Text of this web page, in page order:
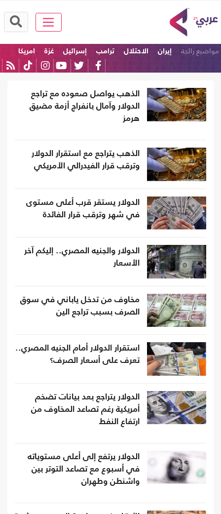
مواضيع رائجة إيران الاحتلال ترامب إسرائيل غزة امريكا
الذهب يواصل صعوده مع تراجع
الدولار وآمال بانفراج أزمة مضيق
هرمز
الذهب يتراجع مع استقرار الدولار
وترقب قرار الفيدرالي الأمريكي
الدولار يستقر قرب أعلى مستوى
في شهر وترقب قرار الفائدة
الدولار والجنيه المصري.. إليكم آخر
الأسعار
مخاوف من تدخل ياباني في سوق
الصرف بسبب تراجع الين
استقرار الدولار أمام الجنيه المصري..
تعرف على أسعار الصرف؟
الدولار يتراجع بعد بيانات تضخم
أمريكية رغم تصاعد المخاوف من
ارتفاع النفط
الدولار يرتفع إلى أعلى مستوياته
في أسبوع مع تصاعد التوتر بين
واشنطن وطهران